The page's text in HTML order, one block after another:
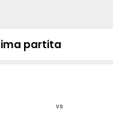
partita
vs